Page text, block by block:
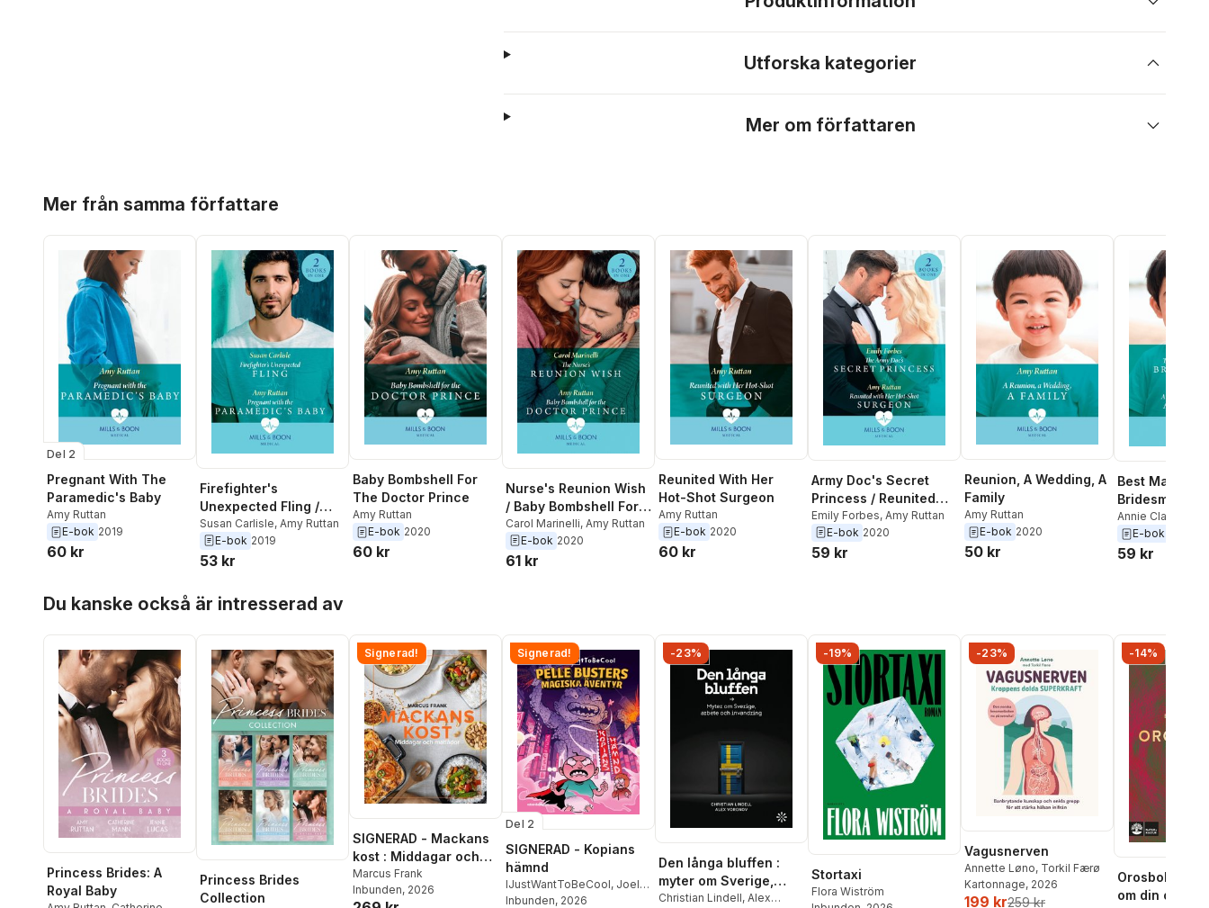
Utforska kategorier
Mer om författaren
Mer från samma författare
Del 2
Pregnant With The
Paramedic's Baby
Amy Ruttan
E-bok 2019
60 kr
Firefighter's
Unexpected Fling /
Pregnant With The
Paramedic's Baby
Susan Carlisle, Amy Ruttan
E-bok 2019
53 kr
Baby Bombshell For
The Doctor Prince
Amy Ruttan
E-bok 2020
60 kr
Nurse's Reunion Wish
/ Baby Bombshell For
The Doctor Prince
Carol Marinelli, Amy Ruttan
E-bok 2020
61 kr
Reunited With Her
Hot-Shot Surgeon
Amy Ruttan
E-bok 2020
60 kr
Army Doc's Secret
Princess / Reunited
With Her Hot-Shot
Surgeon
Emily Forbes, Amy Ruttan
E-bok 2020
59 kr
Reunion, A Wedding, A
Family
Amy Ruttan
E-bok 2020
50 kr
Best Man And
Bridesmaid / A
Reunion, A
Family
Annie Claydon
E-bok
59 kr
Du kanske också är intresserad av
Princess Brides: A
Royal Baby
Princess Brides
Collection
Signerad!
SIGNERAD - Mackans
kost : Middagar och
matlådor
Marcus Frank
Inbunden, 2026
Signerad!
Del 2
SIGNERAD - Kopians
hämnd
IJustWantToBeCool, Joel
Adolphson,Emil Ejdemo
Inbunden, 2026
-23%
Den långa bluffen :
myter om Sverige,
arbete och invandring
Christian Lindell, Alex
-19%
Stortaxi
Flora Wiström
-23%
Vagusnerven
Annette Løno, Torkil Færø
Kartonnage, 2026
199 kr259 kr
-14%
Orosboken :
om din oro i